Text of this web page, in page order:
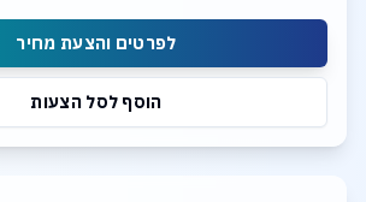
לפרטים והצעת מחיר
הוסף לסל הצעות